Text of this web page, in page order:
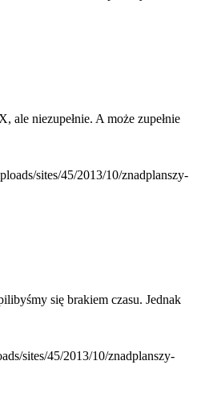
niezupełnie. A może zupełnie
sites/45/2013/10/znadplanszy-
się brakiem czasu. Jednak
sites/45/2013/10/znadplanszy-